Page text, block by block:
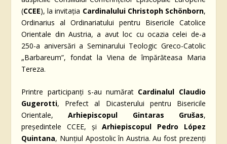
(CCEE), la invitația Cardinalului Christoph Schönborn,
Ordinarius al Ordinariatului pentru Bisericile Catolice
Orientale din Austria, a avut loc cu ocazia celei de-a
250-a aniversări a Seminarului Teologic Greco-Catolic
„Barbareum”, fondat la Viena de împărăteasa Maria
Tereza.
Printre participanți s-au numărat Cardinalul Claudio
Gugerotti, Prefect al Dicasterului pentru Bisericile
Orientale,Arhiepiscopul Gintaras Grušas,
președintele CCEE, șiArhiepiscopul Pedro López
Quintana, Nunțiul Apostolic în Austria. Au fost prezenți